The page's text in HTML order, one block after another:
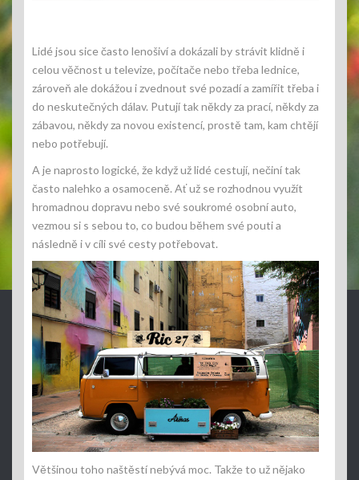
Lidé jsou sice často lenošiví a dokázali by strávit klidně i
celou věčnost u televize, počítače nebo třeba lednice,
zároveň ale dokážou i zvednout své pozadí a zamířit třeba i
do neskutečných dálav. Putují tak někdy za prací, někdy za
zábavou, někdy za novou existencí, prostě tam, kam chtějí
nebo potřebují.
A je naprosto logické, že když už lidé cestují, nečiní tak
často nalehko a osamoceně. Ať už se rozhodnou využít
hromadnou dopravu nebo své soukromé osobní auto,
vezmou si s sebou to, co budou během své pouti a
následně i v cíli své cesty potřebovat.
Většinou toho naštěstí nebývá moc. Takže to už nějako